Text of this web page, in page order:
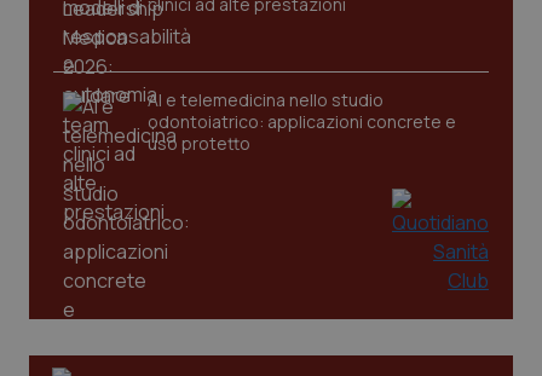
AI e telemedicina nello studio
odontoiatrico: applicazioni concrete e
uso protetto
CookieScriptConsent
CookieScript
5